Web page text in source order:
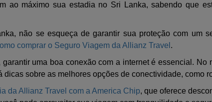
ao máximo sua estadia no Sri Lanka, sabendo que
não se esqueça de garantir sua proteção com um
comprar o Seguro Viagem da Allianz Travel .
uma boa conexão com a internet é essencial. No
dicas sobre as melhores opções de conectividade, como
da Allianz Travel com a America Chip, que oferece